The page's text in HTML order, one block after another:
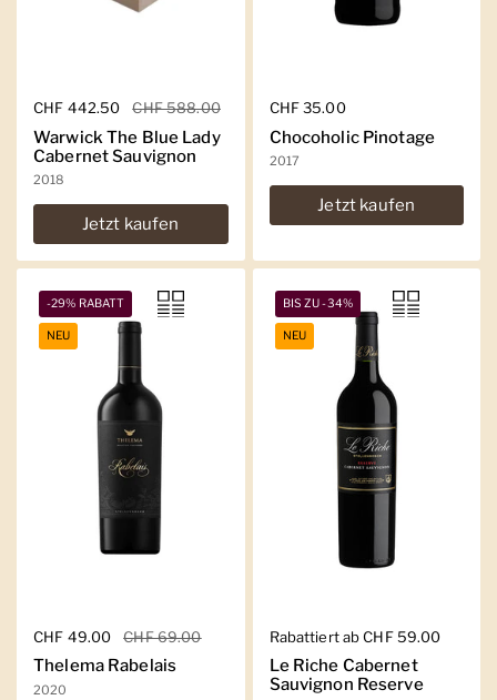
Regulärer Preis
CHF 442.50 Sale-Preis
CHF 588.00
Warwick The Blue Lady
Cabernet Sauvignon
2018
Jetzt kaufen
Regulärer Preis
CHF 35.00
Chocoholic Pinotage
2017
Jetzt kaufen
Regulärer Preis
CHF 49.00 Sale-Preis
CHF 69.00
Thelema Rabelais
2020
-29% RABATT
NEU
Regulärer Preis
Rabattiert ab CHF 59.00
Le Riche Cabernet
Sauvignon Reserve
BIS ZU -34%
NEU